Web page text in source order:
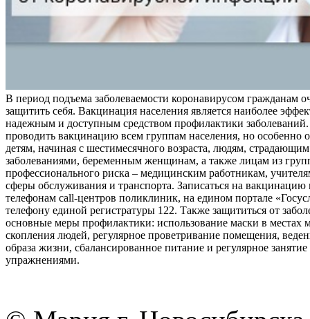
В период подъема заболеваемости коронавирусом гражданам
защитить себя. Вакцинация населения является наиболее
надежным и доступным средством профилактики заболеваний.
проводить вакцинацию всем группам населения, но особенно
детям, начиная с шестимесячного возраста, людям,
заболеваниями, беременным женщинам, а также лицам из
профессионального риска – медицинским работникам,
сферы обслуживания и транспорта. Записаться на
телефонам call-центров поликлиник, на едином портале
телефону единой регистратуры 122. Также защититься от
основные меры профилактики: использование маски в местах
скопления людей, регулярное проветривание помещения,
образа жизни, сбалансированное питание и регулярное
упражнениями.